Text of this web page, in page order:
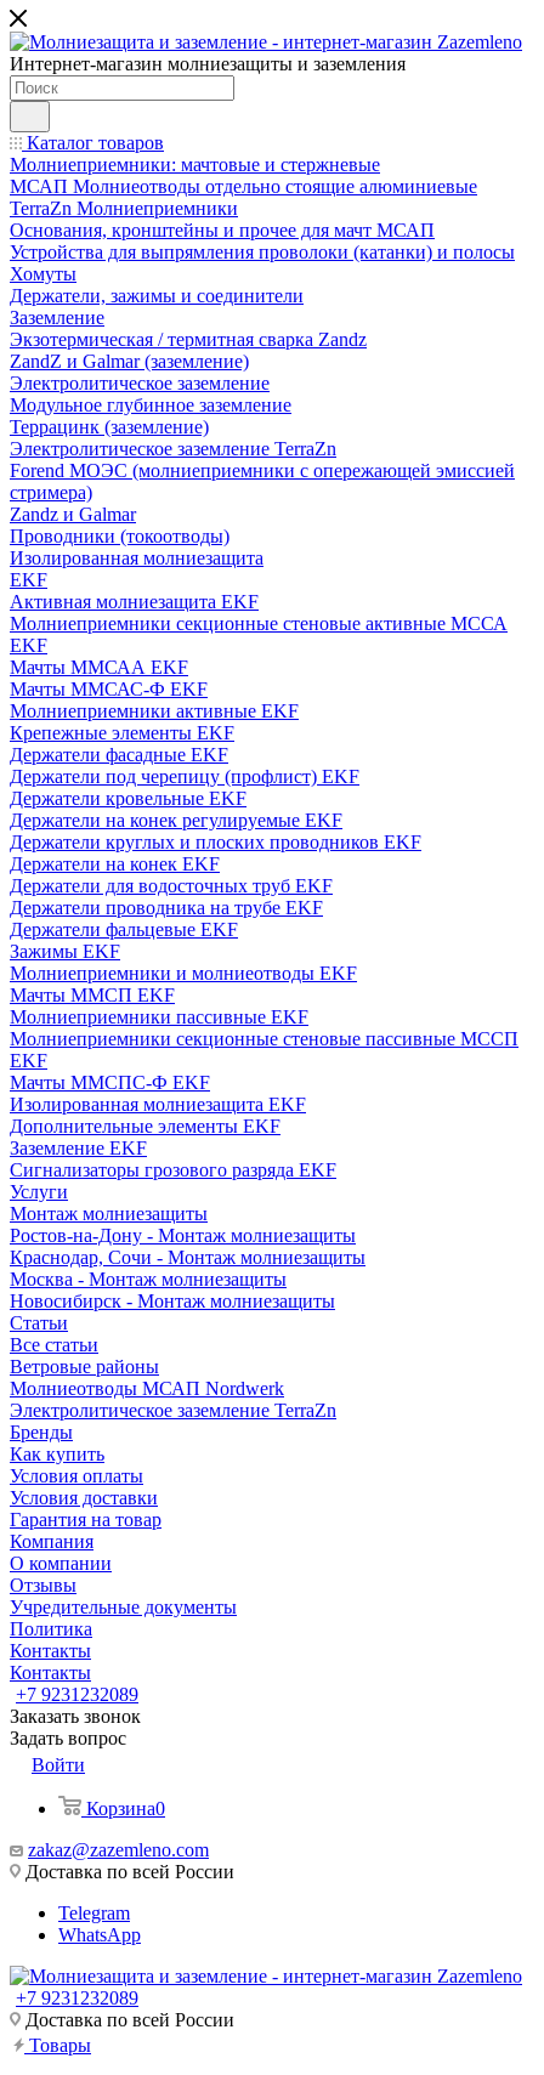
Интернет-магазин молниезащиты и заземления
Каталог товаров
Молниеприемники: мачтовые и стержневые
МСАП Молниеотводы отдельно стоящие алюминиевые
TerraZn Молниеприемники
Основания, кронштейны и прочее для мачт МСАП
Устройства для выпрямления проволоки (катанки) и полосы
Хомуты
Держатели, зажимы и соединители
Заземление
Экзотермическая / термитная сварка Zandz
ZandZ и Galmar (заземление)
Электролитическое заземление
Модульное глубинное заземление
Террацинк (заземление)
Электролитическое заземление TerraZn
Forend МОЭС (молниеприемники с опережающей эмиссией
стримера)
Zandz и Galmar
Проводники (токоотводы)
Изолированная молниезащита
EKF
Активная молниезащита EKF
Молниеприемники секционные стеновые активные МССА
EKF
Мачты ММСАА EKF
Мачты ММСАС-Ф EKF
Молниеприемники активные EKF
Крепежные элементы EKF
Держатели фасадные EKF
Держатели под черепицу (профлист) EKF
Держатели кровельные EKF
Держатели на конек регулируемые EKF
Держатели круглых и плоских проводников EKF
Держатели на конек EKF
Держатели для водосточных труб EKF
Держатели проводника на трубе EKF
Держатели фальцевые EKF
Зажимы EKF
Молниеприемники и молниеотводы EKF
Мачты ММСП EKF
Молниеприемники пассивные EKF
Молниеприемники секционные стеновые пассивные МССП
EKF
Мачты ММСПС-Ф EKF
Изолированная молниезащита EKF
Дополнительные элементы EKF
Заземление EKF
Сигнализаторы грозового разряда EKF
Услуги
Монтаж молниезащиты
Ростов-на-Дону - Монтаж молниезащиты
Краснодар, Сочи - Монтаж молниезащиты
Москва - Монтаж молниезащиты
Новосибирск - Монтаж молниезащиты
Статьи
Все статьи
Ветровые районы
Молниеотводы МСАП Nordwerk
Электролитическое заземление TerraZn
Бренды
Как купить
Условия оплаты
Условия доставки
Гарантия на товар
Компания
О компании
Отзывы
Учредительные документы
Политика
Контакты
Контакты
+7 9231232089
Заказать звонок
Задать вопрос
Войти
Корзина0
zakaz@zazemleno.com
Доставка по всей России
Telegram
WhatsApp
+7 9231232089
Доставка по всей России
Товары